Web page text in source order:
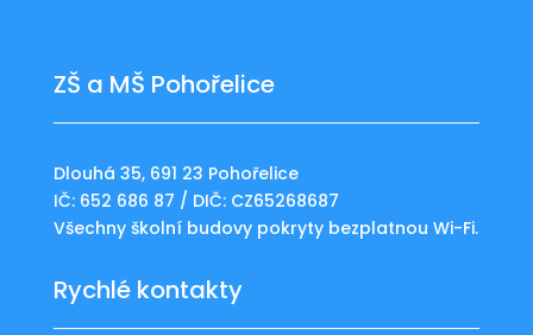
ZŠ a MŠ Pohořelice
Dlouhá 35, 691 23 Pohořelice
IČ: 652 686 87 / DIČ: CZ65268687
Všechny školní budovy pokryty bezplatnou Wi-Fi.
Rychlé kontakty